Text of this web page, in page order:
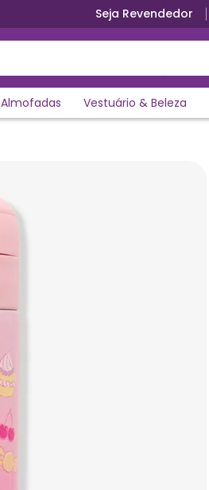
Primeira troca grátisSeja Revendedor
Almofadas Vestuário & Beleza